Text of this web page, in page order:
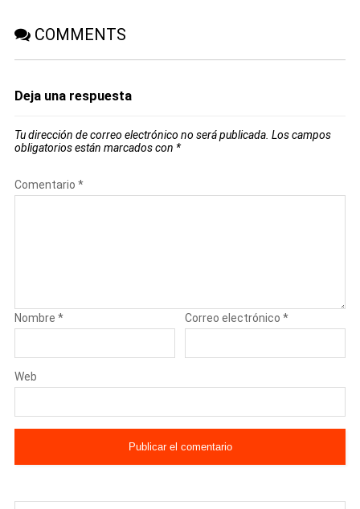
COMMENTS
Deja una respuesta
Tu dirección de correo electrónico no será publicada. Los campos
obligatorios están marcados con *
Comentario *
Nombre * Correo electrónico*
Web